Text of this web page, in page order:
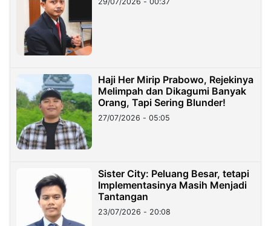
Haji Her Mirip Prabowo, Rejekinya
Melimpah dan Dikagumi Banyak
Orang, Tapi Sering Blunder!
27/07/2026 - 05:05
Sister City: Peluang Besar, tetapi
Implementasinya Masih Menjadi
Tantangan
23/07/2026 - 20:08